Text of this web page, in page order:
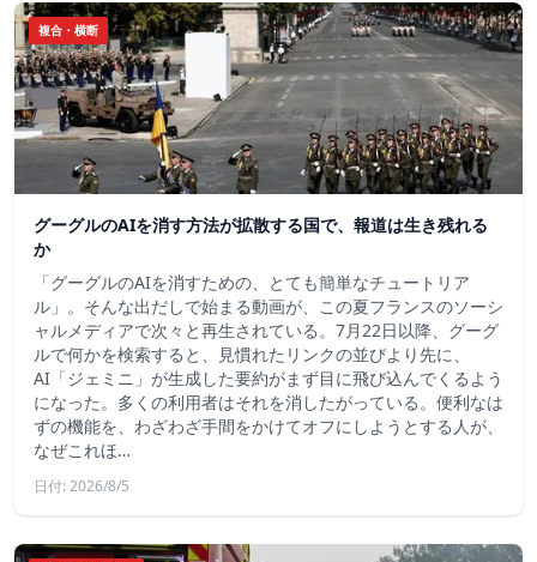
複合・横断
グーグルのAIを消す方法が拡散する国で、報道は生き残れる
か
「グーグルのAIを消すための、とても簡単なチュートリア
ル」。そんな出だしで始まる動画が、この夏フランスのソーシ
ャルメディアで次々と再生されている。7月22日以降、グーグ
ルで何かを検索すると、見慣れたリンクの並びより先に、
AI「ジェミニ」が生成した要約がまず目に飛び込んでくるよう
になった。多くの利用者はそれを消したがっている。便利なは
ずの機能を、わざわざ手間をかけてオフにしようとする人が、
なぜこれほ…
日付: 2026/8/5